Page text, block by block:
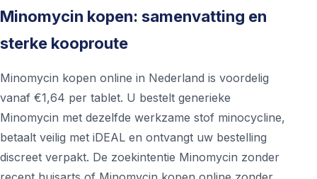
Minomycin kopen: samenvatting en
sterke kooproute
Minomycin kopen online in Nederland is voordelig
vanaf €1,64 per tablet. U bestelt generieke
Minomycin met dezelfde werkzame stof minocycline,
betaalt veilig met iDEAL en ontvangt uw bestelling
discreet verpakt. De zoekintentie Minomycin zonder